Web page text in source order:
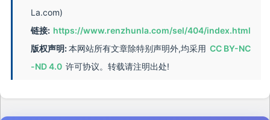
La.com)
链接: https://www.renzhunla.com/sel/404/index.html
版权声明:本网站所有文章除特别声明外,均采用 CC BY-NC
-ND 4.0 许可协议。转载请注明出处!